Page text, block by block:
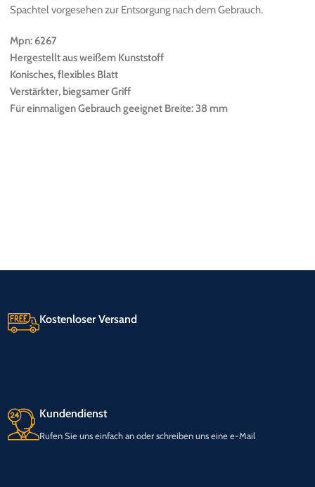
Spachtel vorgesehen zur Entsorgung nach dem Gebrauch.
Mpn: 6267
Hergestellt aus weißem Kunststoff
Konisches, flexibles Blatt
Verstärkter, biegsamer Griff
Für einmaligen Gebrauch geeignet Breite: 38 mm
Kostenloser Versand
Kundendienst
Rufen Sie uns einfach an oder schreiben uns eine e-Mail